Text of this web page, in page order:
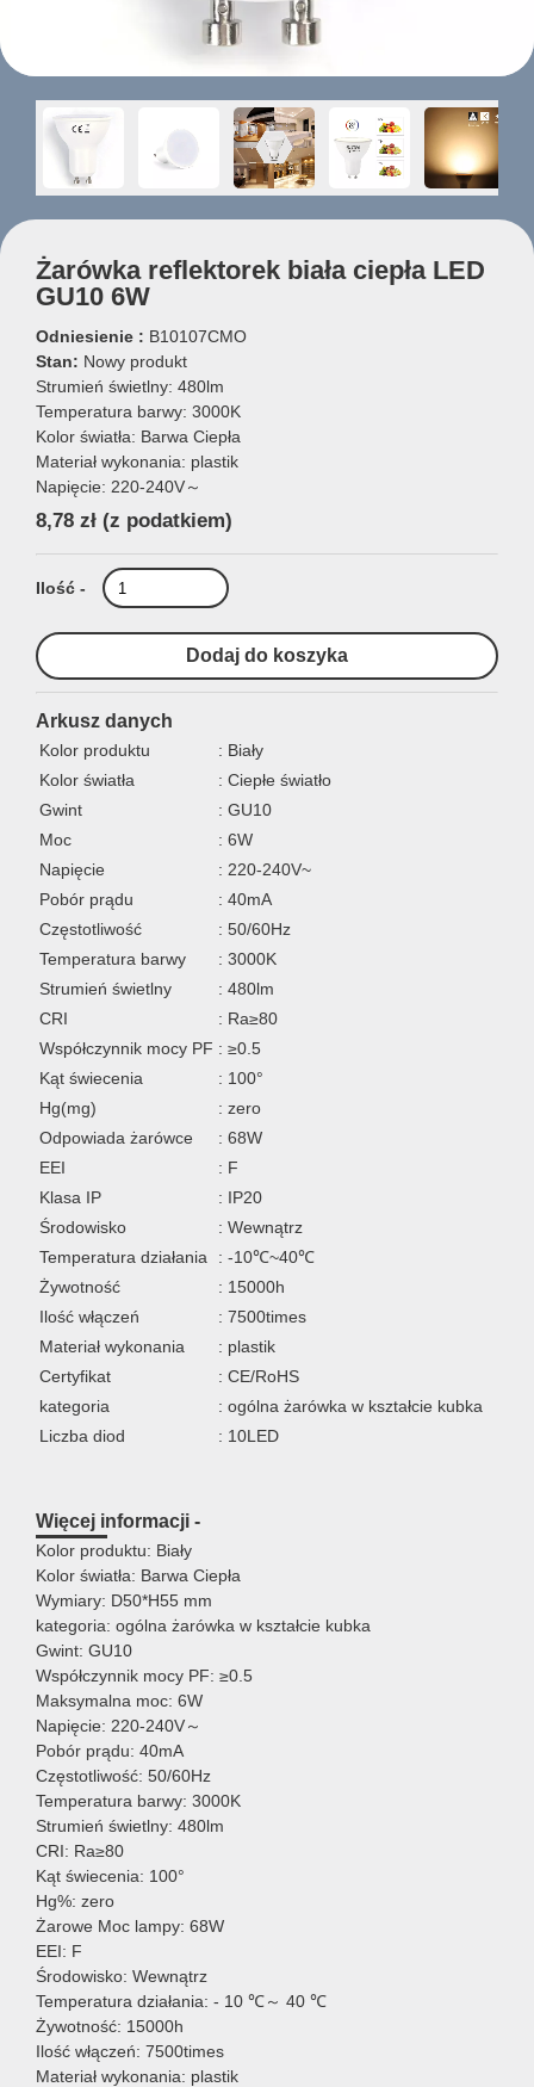
Żarówka reflektorek biała ciepła LED
GU10 6W
Odniesienie : B10107CMO
Stan: Nowy produkt
Strumień świetlny: 480lm
Temperatura barwy: 3000K
Kolor światła: Barwa Ciepła
Materiał wykonania: plastik
Napięcie: 220-240V～
8,78 zł (z podatkiem)
Ilość -
Arkusz danych
Kolor produktu
: Biały
Kolor światła
: Ciepłe światło
Gwint
: GU10
Moc
: 6W
Napięcie
: 220-240V~
Pobór prądu
: 40mA
Częstotliwość
: 50/60Hz
Temperatura barwy
: 3000K
Strumień świetlny
: 480lm
CRI
: Ra≥80
Współczynnik mocy PF : ≥0.5
Kąt świecenia
: 100°
Hg(mg)
: zero
Odpowiada żarówce
: 68W
EEI
: F
Klasa IP
: IP20
Środowisko
: Wewnątrz
Temperatura działania
: -10℃~40℃
Żywotność
: 15000h
Ilość włączeń
: 7500times
Materiał wykonania
: plastik
Certyfikat
: CE/RoHS
kategoria
: ogólna żarówka w kształcie kubka
Liczba diod
: 10LED
Więcej informacji -
Kolor produktu: Biały
Kolor światła: Barwa Ciepła
Wymiary: D50*H55 mm
kategoria: ogólna żarówka w kształcie kubka
Gwint: GU10
Współczynnik mocy PF: ≥0.5
Maksymalna moc: 6W
Napięcie: 220-240V～
Pobór prądu: 40mA
Częstotliwość: 50/60Hz
Temperatura barwy: 3000K
Strumień świetlny: 480lm
CRI: Ra≥80
Kąt świecenia: 100°
Hg%: zero
Żarowe Moc lampy: 68W
EEI: F
Środowisko: Wewnątrz
Temperatura działania: - 10 ℃～ 40 ℃
Żywotność: 15000h
Ilość włączeń: 7500times
Materiał wykonania: plastik